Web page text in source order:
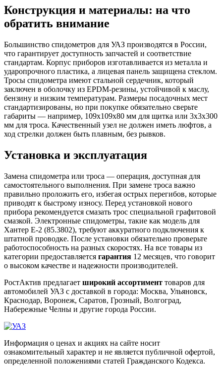
Конструкция и материалы: на что
обратить внимание
Большинство спидометров для УАЗ производятся в России,
что гарантирует доступность запчастей и соответствие
стандартам. Корпус приборов изготавливается из металла и
ударопрочного пластика, а лицевая панель защищена стеклом.
Тросы спидометра имеют стальной сердечник, который
заключен в оболочку из EPDM-резины, устойчивой к маслу,
бензину и низким температурам. Размеры посадочных мест
стандартизированы, но при покупке обязательно сверьте
габариты — например, 109х109х80 мм для щитка или 3х3х300
мм для троса. Качественный узел не должен иметь люфтов, а
ход стрелки должен быть плавным, без рывков.
Установка и эксплуатация
Замена спидометра или троса — операция, доступная для
самостоятельного выполнения. При замене троса важно
правильно проложить его, избегая острых перегибов, которые
приводят к быстрому износу. Перед установкой нового
прибора рекомендуется смазать трос специальной графитовой
смазкой. Электронные спидометры, такие как модель для
Хантер Е-2 (85.3802), требуют аккуратного подключения к
штатной проводке. После установки обязательно проверьте
работоспособность на разных скоростях. На все товары из
категории предоставляется гарантия 12 месяцев, что говорит
о высоком качестве и надежности производителей.
РостАктив предлагает широкий ассортимент товаров для
автомобилей УАЗ с доставкой в города: Москва, Ульяновск,
Краснодар, Воронеж, Саратов, Грозный, Волгоград,
Набережные Челны и другие города России.
Информация о ценах и акциях на сайте носит
ознакомительный характер и не является публичной офертой,
определенной положениями статей Гражданского Кодекса.